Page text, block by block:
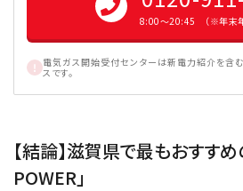
8:00〜20:45 （※年末年
電気ガス開始受付センターは新電力紹介を含
スです。
【結論】滋賀県で最もおすす
POWER」